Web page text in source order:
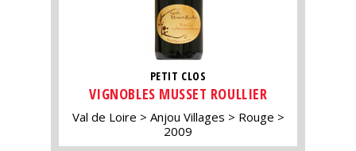
PETIT CLOS
VIGNOBLES MUSSET ROULLIER
Val de Loire Anjou Villages
Rouge
2009